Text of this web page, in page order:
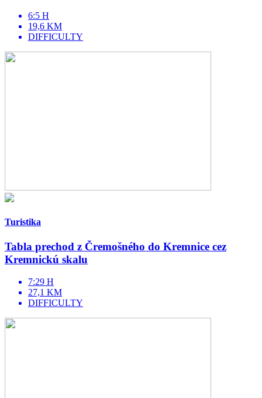
6:5 H
19,6 KM
DIFFICULTY
Turistika
Tabla prechod z Čremošného do Kremnice cez
Kremnickú skalu
7:29 H
27,1 KM
DIFFICULTY